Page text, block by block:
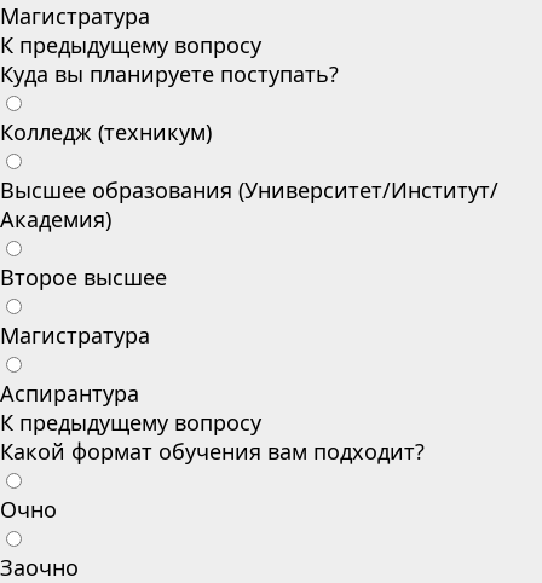
Магистратура
К предыдущему вопросу
Куда вы планируете поступать?
Колледж (техникум)
Высшее образования (Университет/Институт/
Академия)
Второе высшее
Магистратура
Аспирантура
К предыдущему вопросу
Какой формат обучения вам подходит?
Очно
Заочно